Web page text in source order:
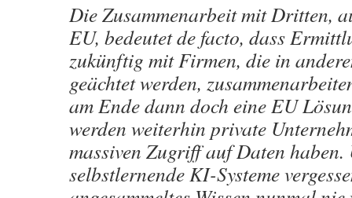
Die Zusammenarbeit mit Dritten,
EU, bedeutet de facto, dass
zukünftig mit Firmen, die in
geächtet werden,
am Ende dann doch eine EU
werden weiterhin private
massiven Zugriff auf Daten haben.
selbstlernende KI-Systeme